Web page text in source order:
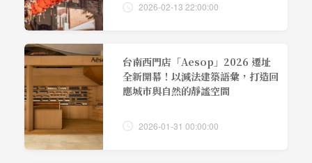
2026-02-13 22:00:00
台南西門店「Aesop」2026 遷址
全新開幕！以減法建築語彙，打造回
應城市與自然的靜謐空間
2026-01-31 00:00:00